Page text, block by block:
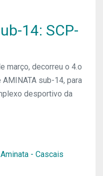
14: SCP-
março, decorreu o 4.o
sub-14, para
desportivo da